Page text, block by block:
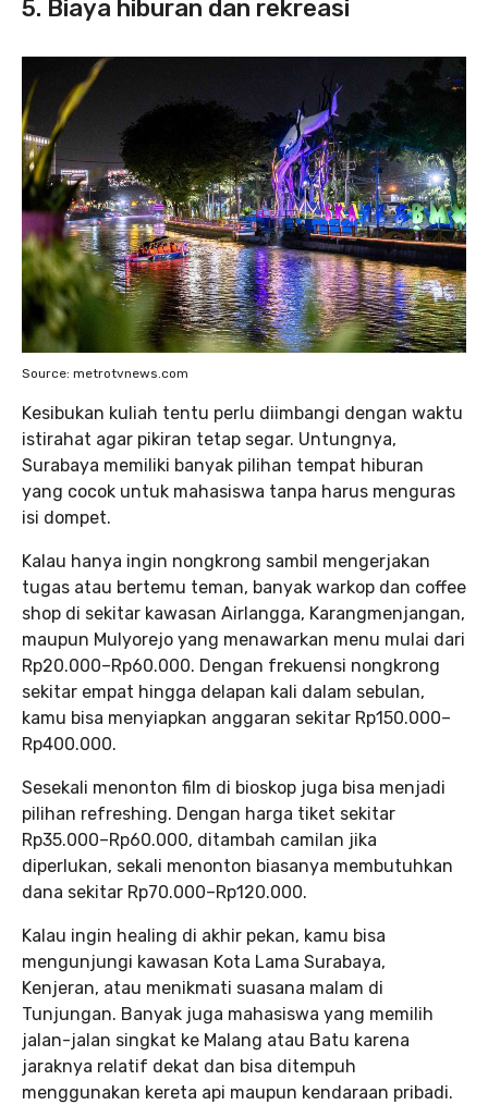
5. Biaya hiburan dan rekreasi
Source: metrotvnews.com
Kesibukan kuliah tentu perlu diimbangi dengan waktu
istirahat agar pikiran tetap segar. Untungnya,
Surabaya memiliki banyak pilihan tempat hiburan
yang cocok untuk mahasiswa tanpa harus menguras
isi dompet.
Kalau hanya ingin nongkrong sambil mengerjakan
tugas atau bertemu teman, banyak warkop dan coffee
shop di sekitar kawasan Airlangga, Karangmenjangan,
maupun Mulyorejo yang menawarkan menu mulai dari
Rp20.000–Rp60.000. Dengan frekuensi nongkrong
sekitar empat hingga delapan kali dalam sebulan,
kamu bisa menyiapkan anggaran sekitar Rp150.000–
Rp400.000.
Sesekali menonton film di bioskop juga bisa menjadi
pilihan refreshing. Dengan harga tiket sekitar
Rp35.000–Rp60.000, ditambah camilan jika
diperlukan, sekali menonton biasanya membutuhkan
dana sekitar Rp70.000–Rp120.000.
Kalau ingin healing di akhir pekan, kamu bisa
mengunjungi kawasan Kota Lama Surabaya,
Kenjeran, atau menikmati suasana malam di
Tunjungan. Banyak juga mahasiswa yang memilih
jalan-jalan singkat ke Malang atau Batu karena
jaraknya relatif dekat dan bisa ditempuh
menggunakan kereta api maupun kendaraan pribadi.